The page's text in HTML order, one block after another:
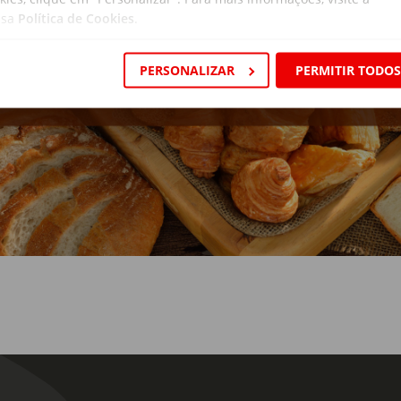
Política de Cookies
PERSONALIZAR PERMITIR TODOS